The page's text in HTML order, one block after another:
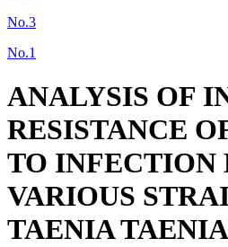
No.3
No.1
ANALYSIS OF
RESISTANCE
TO INFECTION
VARIOUS
TAENIA